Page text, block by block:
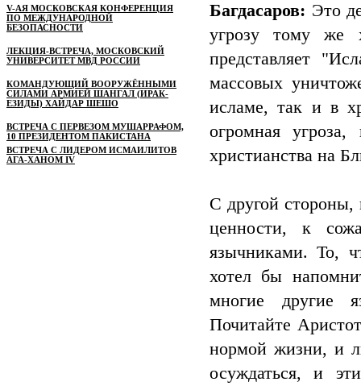
V-АЯ МОСКОВСКАЯ КОНФЕРЕНЦИЯ
ПО МЕЖДУНАРОДНОЙ
БЕЗОПАСНОСТИ
ЛЕКЦИЯ-ВСТРЕЧА, МОСКОВСКИЙ
УНИВЕРСИТЕТ МВД РОССИИ
КОМАНДУЮЩИЙ ВООРУЖЁННЫМИ
СИЛАМИ АРМИЕЙ ШАНГАЛ (ИРАК-
ЕЗИДЫ) ХАЙДАР ШЕШО
ВСТРЕЧА С ПЕРВЕЗОМ МУШАРРАФОМ,
10 ПРЕЗИДЕНТОМ ПАКИСТАНА
ВСТРЕЧА С ЛИДЕРОМ ИСМАИЛИТОВ
АГА-ХАНОМ IV
Багдасаров: Это
угрозу тому же
представляет
массовых
исламе, так и в
огромная
христианства на
С другой стороны,
ценности, к
язычниками. То,
хотел бы
многие другие
Почитайте
нормой жизни, и
осуждаться, и